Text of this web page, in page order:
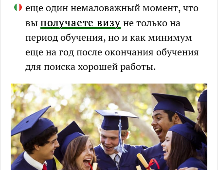
еще один немаловажный момент, что
выполучаете визу не только на
период обучения, но и как минимум
еще на год после окончания обучения
для поиска хорошей работы.